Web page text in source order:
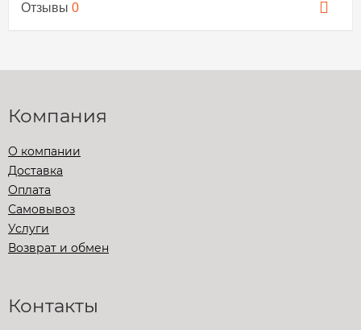
Отзывы 0
Компания
О компании
Доставка
Оплата
Самовывоз
Услуги
Возврат и обмен
Контакты